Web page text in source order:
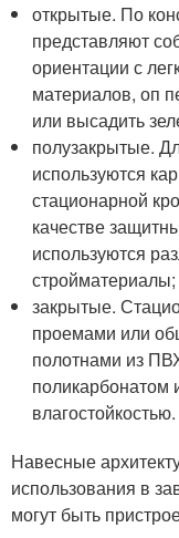
открытые. По
представляют
ориентации с
материалов, оп
или высадить
полузакрытые.
используются
стационарной
качестве
используются
стройматериалы;
закрытые.
проемами или
полотнами из
влагостойкостью.
Навесные
использования в
могут быть